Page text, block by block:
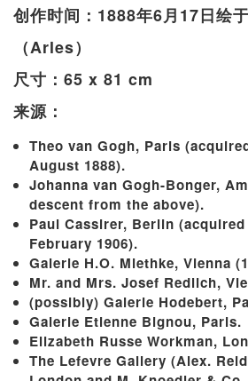
创作时间：1888年6月17日绘
（Arles）
尺寸：65 x 81 cm
来源：
Theo van Gogh, Paris
August 1888).
Johanna van Gogh-Bonger,
descent from the above).
Paul Cassirer, Berlin
February 1906).
Galerie H.O. Miethke, Vienna
Mr. and Mrs. Josef Redlich,
(possibly) Galerie Hodebert,
Galerie Etienne Bignou, Paris.
Elizabeth Russe Workman,
The Lefevre Gallery (Alex.